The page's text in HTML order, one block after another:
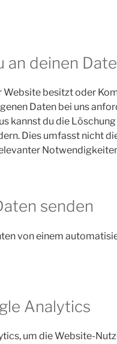
an deinen
Website besitzt oder
Daten bei uns
kannst du die
Dies umfasst nicht
senden
von einem
Analytics
um die Website-